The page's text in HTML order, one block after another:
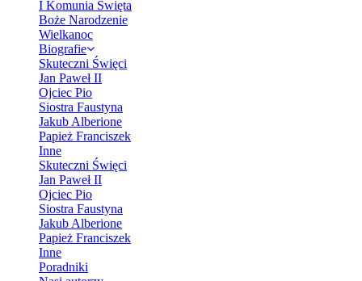
I Komunia Święta
Boże Narodzenie
Wielkanoc
Biografie
Skuteczni Święci
Jan Paweł II
Ojciec Pio
Siostra Faustyna
Jakub Alberione
Papież Franciszek
Inne
Skuteczni Święci
Jan Paweł II
Ojciec Pio
Siostra Faustyna
Jakub Alberione
Papież Franciszek
Inne
Poradniki